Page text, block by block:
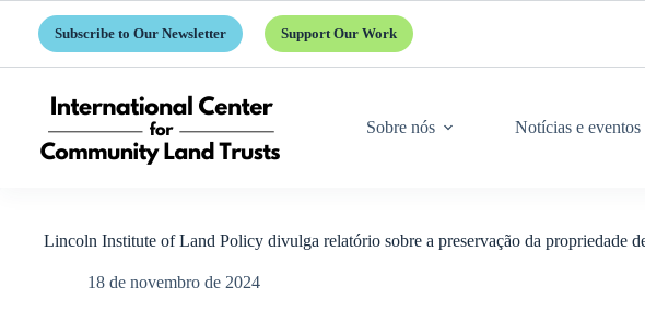
conteúdo
Subscribe to Our Newsletter Support Our Work
Sobre nós Notícias e eventos
Lincoln Institute of Land Policy divulga relatório sobre a preservação da propriedade
18 de novembro de 2024